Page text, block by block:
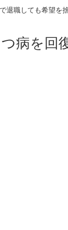
退職しても希望を
つ病を回